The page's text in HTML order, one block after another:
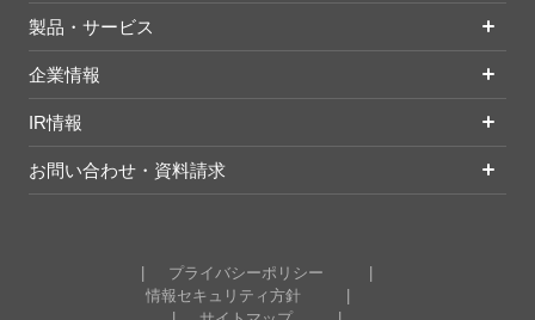
製品・サービス
企業情報
IR情報
お問い合わせ・資料請求
プライバシーポリシー
情報セキュリティ方針